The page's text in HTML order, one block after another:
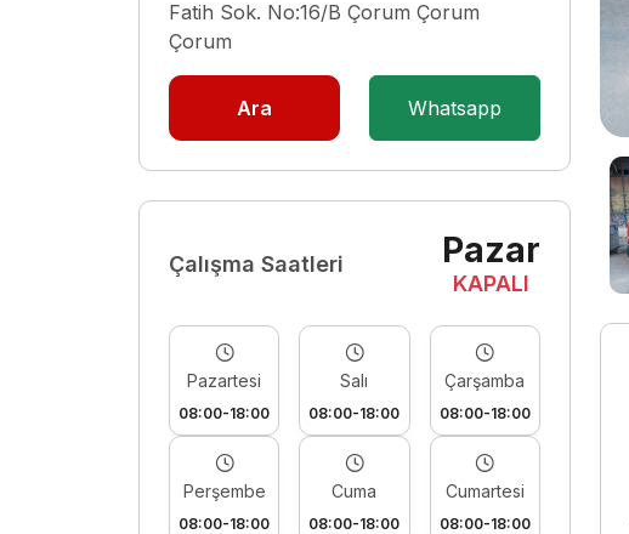
Fatih Sok. No:16/B Çorum Çorum
Çorum
Ara Whatsapp
Çalışma Saatleri Pazar
KAPALI
Pazartesi
08:00-18:00
Salı
08:00-18:00
Çarşamba
08:00-18:00
Perşembe
08:00-18:00
Cuma
08:00-18:00
Cumartesi
08:00-18:00